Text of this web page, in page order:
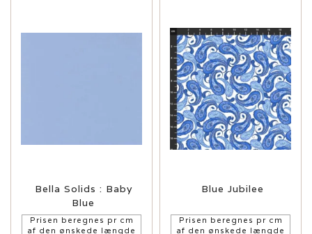
Bella Solids : Baby
Blue
Prisen beregnes pr cm
af den ønskede længde
Blue Jubilee
Prisen beregnes pr cm
af den ønskede længde